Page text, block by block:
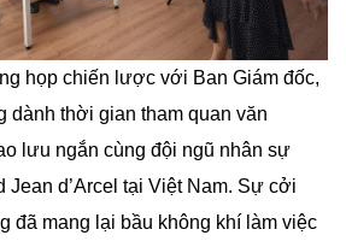
họp chiến lược với Ban Giám đốc,
dành thời gian tham quan văn
lưu ngắn cùng đội ngũ nhân sự
Jean d’Arcel tại Việt Nam. Sự cởi
đã mang lại bầu không khí làm việc